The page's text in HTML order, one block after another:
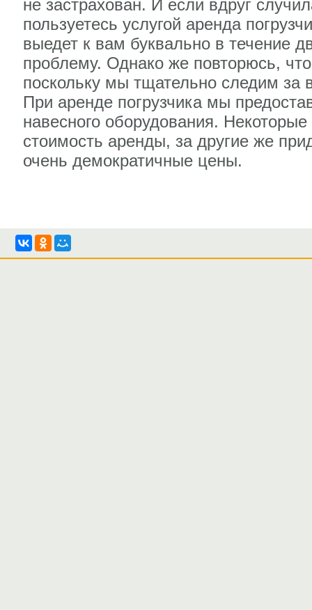
не застрахован. И если вдруг
пользуетесь услугой аренда
выедет к вам буквально в течение
проблему. Однако же повторюсь,
поскольку мы тщательно следим за
При аренде погрузчика мы
навесного оборудования.
стоимость аренды, за другие же
очень демократичные цены.